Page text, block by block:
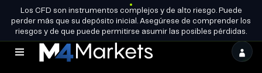
LICENCIAS DE GRUPO
ES
CONVIÉRTETE
EN SOCIO
Los CFD son instrumentos complejos y de alto riesgo. Puede
perder más que su depósito inicial. Asegúrese de comprender los
riesgos y de que puede permitirse asumir las posibles pérdidas.
M4Markets
Trading